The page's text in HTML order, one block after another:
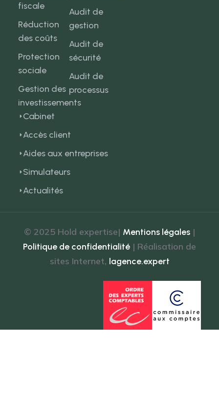
fiscale
Réduction
des coûts
Protection
sociale
Gestion des
investissements
Audit de
gestion
Audit de
sécurité
Audit de
processus
Cabinet
Accès client
Aides aux entreprises
Simulateurs
Actualités
© 2025 Hold expertise| Mentions légales |
Politique de confidentialité | Réalisation de
sites Internet, lagence.expert